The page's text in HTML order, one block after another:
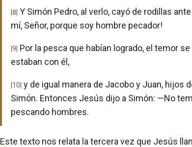
|8| Y Simón Pedro, al verlo, cayó de rodillas
mí, Señor, porque soy hombre pecador!
|9| Por la pesca que habían logrado, el temor
estaban con él,
|10| y de igual manera de Jacobo y Juan, hijos
Simón. Entonces Jesús dijo a Simón: —No
pescando hombres.
Este texto nos relata la tercera vez que Jesús